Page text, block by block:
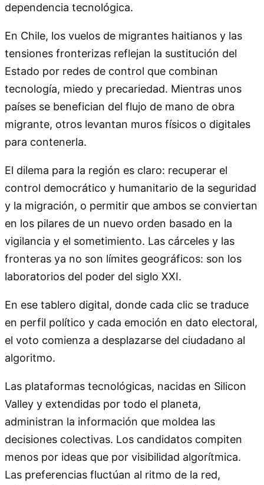
dependencia tecnológica.
En Chile, los vuelos de migrantes haitianos y las
tensiones fronterizas reflejan la sustitución del
Estado por redes de control que combinan
tecnología, miedo y precariedad. Mientras unos
países se benefician del flujo de mano de obra
migrante, otros levantan muros físicos o digitales
para contenerla.
El dilema para la región es claro: recuperar el
control democrático y humanitario de la seguridad
y la migración, o permitir que ambos se conviertan
en los pilares de un nuevo orden basado en la
vigilancia y el sometimiento. Las cárceles y las
fronteras ya no son límites geográficos: son los
laboratorios del poder del siglo XXI.
En ese tablero digital, donde cada clic se traduce
en perfil político y cada emoción en dato electoral,
el voto comienza a desplazarse del ciudadano al
algoritmo.
Las plataformas tecnológicas, nacidas en Silicon
Valley y extendidas por todo el planeta,
administran la información que moldea las
decisiones colectivas. Los candidatos compiten
menos por ideas que por visibilidad algorítmica.
Las preferencias fluctúan al ritmo de la red,